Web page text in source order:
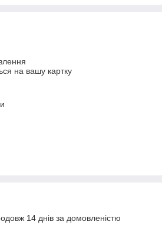
на вашу картку
14 днів за домовленістю